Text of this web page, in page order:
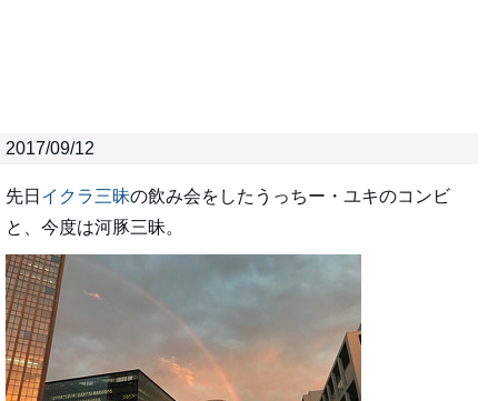
2017/09/12
先日 イクラ三昧の飲み会をしたうっちー・ユキのコンビ
と、今度は河豚三昧。